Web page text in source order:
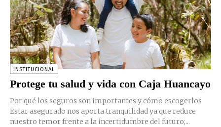
INSTITUCIONAL
Protege tu salud y vida con Caja Huancayo
Por qué los seguros son importantes y cómo escogerlos
Estar asegurado nos aporta tranquilidad ya que reduce
nuestro temor frente a la incertidumbre del futuro;...